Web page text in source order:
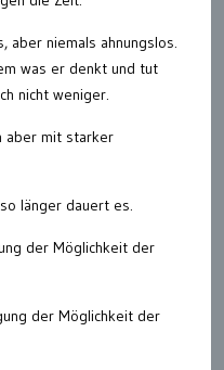
aber niemals ahnungslos.
was er denkt und tut
nicht weniger.
aber mit starker
länger dauert es.
der Möglichkeit der
der Möglichkeit der